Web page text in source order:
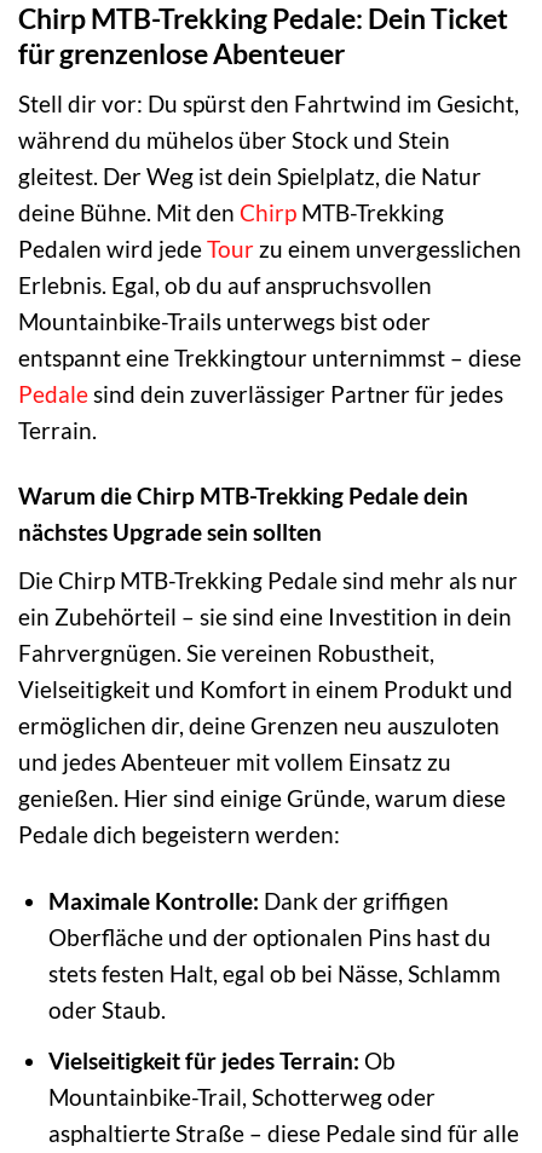
Chirp MTB-Trekking Pedale: Dein Ticket
für grenzenlose Abenteuer
Stell dir vor: Du spürst den Fahrtwind im Gesicht,
während du mühelos über Stock und Stein
gleitest. Der Weg ist dein Spielplatz, die Natur
deine Bühne. Mit den Chirp MTB-Trekking
Pedalen wird jedeTour zu einem unvergesslichen
Erlebnis. Egal, ob du auf anspruchsvollen
Mountainbike-Trails unterwegs bist oder
entspannt eine Trekkingtour unternimmst – diese
Pedale sind dein zuverlässiger Partner für jedes
Terrain.
Warum die Chirp MTB-Trekking Pedale dein
nächstes Upgrade sein sollten
Die Chirp MTB-Trekking Pedale sind mehr als nur
ein Zubehörteil – sie sind eine Investition in dein
Fahrvergnügen. Sie vereinen Robustheit,
Vielseitigkeit und Komfort in einem Produkt und
ermöglichen dir, deine Grenzen neu auszuloten
und jedes Abenteuer mit vollem Einsatz zu
genießen. Hier sind einige Gründe, warum diese
Pedale dich begeistern werden:
Maximale Kontrolle: Dank der griffigen
Oberfläche und der optionalen Pins hast du
stets festen Halt, egal ob bei Nässe, Schlamm
oder Staub.
Vielseitigkeit für jedes Terrain: Ob
Mountainbike-Trail, Schotterweg oder
asphaltierte Straße – diese Pedale sind für alle